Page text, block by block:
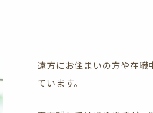
遠方にお住まいの方や在
ています。